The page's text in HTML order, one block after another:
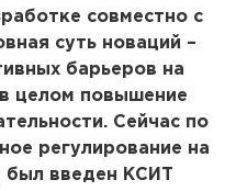
совместно с
суть новаций –
барьеров на
целом повышение
Сейчас по
регулирование на
был введен КСИТ